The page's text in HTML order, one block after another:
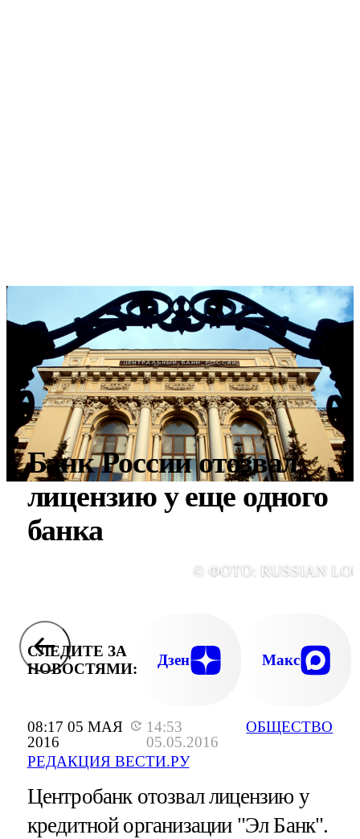
08:17 05 МАЯ
2016
14:53
05.05.2016
РЕДАКЦИЯ ВЕСТИ.РУ
ОБЩЕСТВО
Банк России отозвал
лицензию у еще одного
банка
© ФОТО: RUSSIAN
СЛЕДИТЕ ЗА
НОВОСТЯМИ:
Дзен Макс
Центробанк отозвал лицензию у
кредитной организации "Эл Банк".